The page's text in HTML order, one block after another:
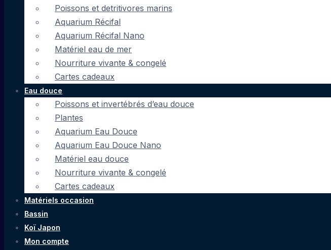
Poissons et detritivores marins
Aquarium Récifal
Aquarium Récifal Nano
Matériel eau de mer
Nourriture vivante & congelé
Cartes cadeaux
Eau douce
Poissons et invertébrés d’eau douce
Plantes
Aquarium Eau Douce
Aquarium Eau Douce Nano
Matériel eau douce
Nourriture vivante & congelé
Cartes cadeaux
Matériels occasion
Bassin
Koï Japon
Mon compte